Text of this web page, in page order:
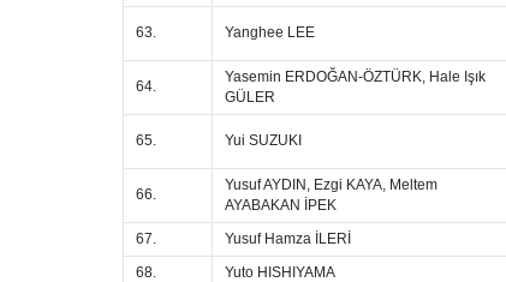
63. Yanghee LEE
64.
Yasemin ERDOĞAN-ÖZTÜRK, Hale Işık
GÜLER
65. Yui SUZUKI
66.
Yusuf AYDIN, Ezgi KAYA, Meltem
AYABAKAN İPEK
67.
Yusuf Hamza İLERİ
68.
Yuto HISHIYAMA